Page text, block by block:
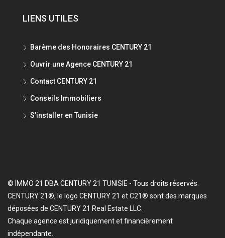
LIENS UTILES
Barème des Honoraires CENTURY 21
Ouvrir une Agence CENTURY 21
Contact CENTURY 21
Conseils Immobiliers
S’installer en Tunisie
© IMMO 21 DBA CENTURY 21 TUNISIE - Tous droits réservés.
CENTURY 21®, le logo CENTURY 21 et C21® sont des marques
déposées de CENTURY 21 Real Estate LLC.
Chaque agence est juridiquement et financièrement
indépendante.